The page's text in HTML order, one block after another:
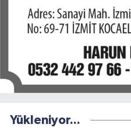
Yükleniyor...